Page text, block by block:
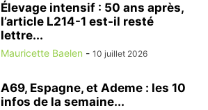
Élevage intensif : 50 ans après,
l’article L214-1 est-il resté
lettre...
Mauricette Baelen - 10 juillet 2026
A69, Espagne, et Ademe : les 10
infos de la semaine...